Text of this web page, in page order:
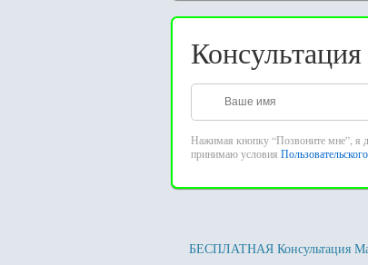
Нажимая кнопку “Позвоните мне”, я
принимаю условия
БЕСПЛАТНАЯ Консультация